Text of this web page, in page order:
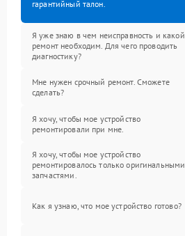
гарантийный талон.
Я уже знаю в чем неисправность и какой
ремонт необходим. Для чего проводить
диагностику?
Мне нужен срочный ремонт. Сможете
сделать?
Я хочу, чтобы мое устройство
ремонтировали при мне.
Я хочу, чтобы мое устройство
ремонтировалось только оригинальными
запчастями.
Как я узнаю, что мое устройство готово?